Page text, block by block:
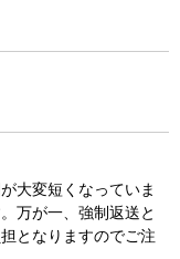
大変短くなっていま
万が一、強制返送と
となりますのでご注